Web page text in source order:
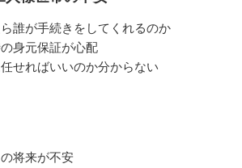
誰が手続きをしてくれるのか
身元保証が心配
せればいいのか分からない
将来が不安